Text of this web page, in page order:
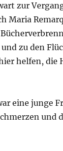
zur
Maria
zu den
helfen, die
eine junge
und